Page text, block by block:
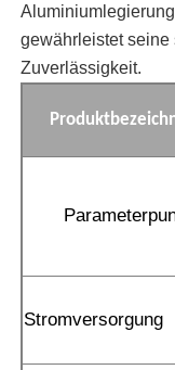
gewährleistet seine
Zuverlässigkeit.
Stromversorgung